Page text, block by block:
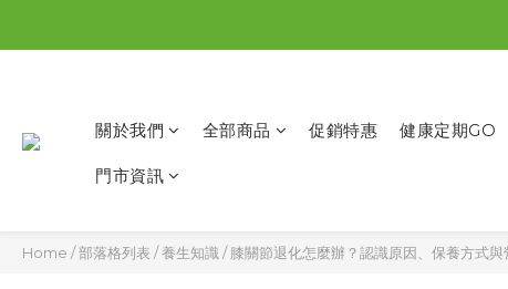
關於我們 全部商品 促銷特惠 健康定期GO
門市資訊
Home /部落格列表 /養生知識 /膝關節退化怎麼辦？認識原因、保養方式